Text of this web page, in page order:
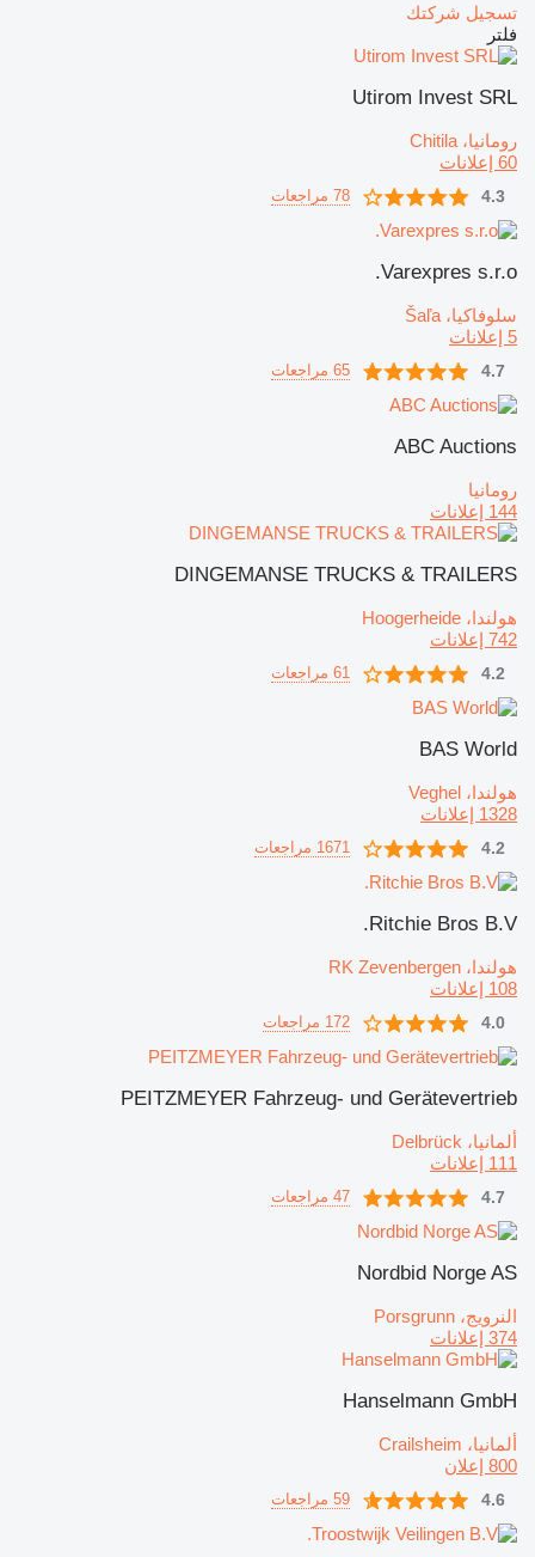
تسجيل شركتك
فلتر
Utirom Invest SRL
رومانيا، Chitila
60 إعلانات
4.3 78 مراجعات
Varexpres s.r.o.
سلوفاكيا، Šaľa
5 إعلانات
4.7 65 مراجعات
ABC Auctions
رومانيا
144 إعلانات
DINGEMANSE TRUCKS & TRAILERS
هولندا، Hoogerheide
742 إعلانات
4.2 61 مراجعات
BAS World
هولندا، Veghel
1328 إعلانات
4.2 1671 مراجعات
Ritchie Bros B.V.
هولندا، RK Zevenbergen
108 إعلانات
4.0 172 مراجعات
PEITZMEYER Fahrzeug- und Gerätevertrieb
ألمانيا، Delbrück
111 إعلانات
4.7 47 مراجعات
Nordbid Norge AS
النرويج، Porsgrunn
374 إعلانات
Hanselmann GmbH
ألمانيا، Crailsheim
800 إعلان
4.6 59 مراجعات